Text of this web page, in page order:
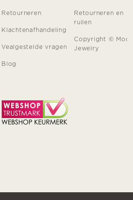
Retourneren
Klachtenafhandeling
Vealgestelde vragen
Blog
Retourneren en
ruilen
Copyright ©
Jewelry